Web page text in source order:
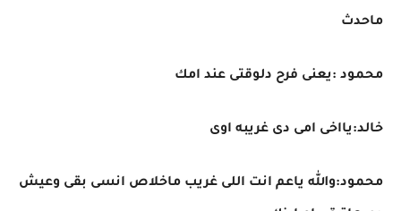
ماحدث
محمود :يعنى فرح دلوقتى عند امك
خالد:يااخى امى دى غريبه اوى
محمود:والله ياعم انت اللى غريب ماخلاص انسى بقى وعيش